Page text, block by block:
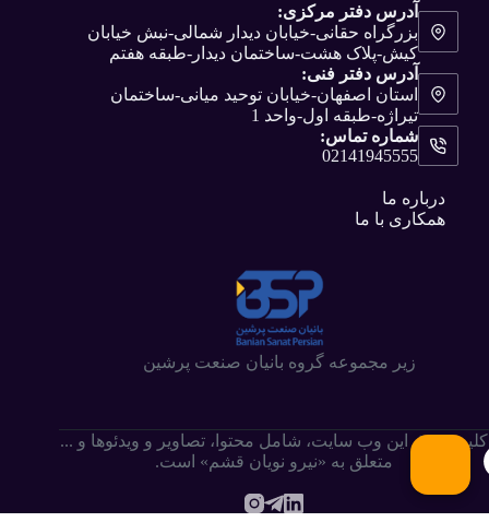
آدرس دفتر مرکزی:
بزرگراه حقانی-خیابان دیدار شمالی-نبش خیابان
کیش-پلاک هشت-ساختمان دیدار-طبقه هفتم
آدرس دفتر فنی:
استان اصفهان-خیابان توحید میانی-ساختمان
تیراژه-طبقه اول-واحد 1
شماره تماس:
02141945555
درباره ما
همکاری با ما
زیر مجموعه گروه بانیان صنعت پرشین
کلیه حقوق این وب سایت،‌ شامل محتوا، تصاویر و ویدئوها و ...
متعلق به «نیرو نویان قشم» است.